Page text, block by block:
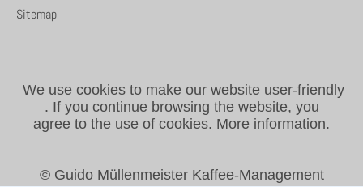
Sitemap
We use cookies to make our website user-friendly
. If you continue browsing the website, you
agree to the use of cookies. More information.
© Guido Müllenmeister Kaffee-Management